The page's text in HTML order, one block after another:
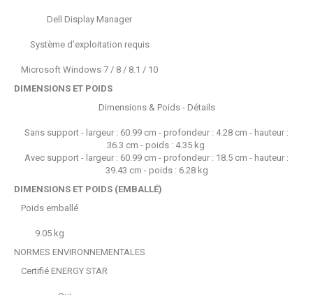
Dell Display Manager
Système d'exploitation requis
Microsoft Windows 7 / 8 / 8.1 / 10
DIMENSIONS ET POIDS
Dimensions & Poids - Détails
Sans support - largeur : 60.99 cm - profondeur : 4.28 cm - hauteur :
36.3 cm - poids : 4.35 kg
Avec support - largeur : 60.99 cm - profondeur : 18.5 cm - hauteur :
39.43 cm - poids : 6.28 kg
DIMENSIONS ET POIDS (EMBALLÉ)
Poids emballé
9.05 kg
NORMES ENVIRONNEMENTALES
Certifié ENERGY STAR